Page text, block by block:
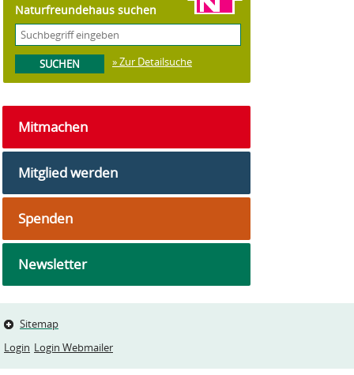
Naturfreundehaus suchen
» Zur Detailsuche
Mitmachen
Mitglied werden
Spenden
Newsletter
Sitemap
Login Login Webmailer